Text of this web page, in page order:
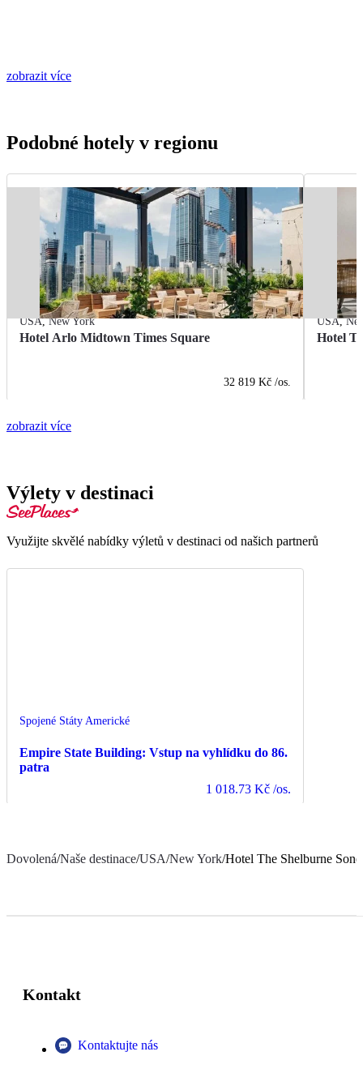
zobrazit více
Podobné hotely v regionu
USA,New York
Hotel Arlo Midtown Times Square
32 819 Kč /os.
USA,
Hotel
zobrazit více
Výlety v destinaci
Využijte skvělé nabídky výletů v destinaci od našich partnerů
Spojené Státy Americké
Empire State Building: Vstup na vyhlídku do 86.
patra
1 018.73 Kč /os.
Dovolená/Naše destinace/USA/New York/Hotel The Shelburne
Kontakt
Kontaktujte nás